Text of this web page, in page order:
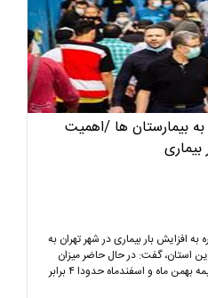
به بیمارستان ها /اهمیت
به افزایش بار بیماری در شهر تهران به
استان، گفت: در حال حاضر میزان
مراجعات به بیمارستان‌ها نسبت به نیمه بهمن ماه و اسفندماه حدودا ۴ برابر